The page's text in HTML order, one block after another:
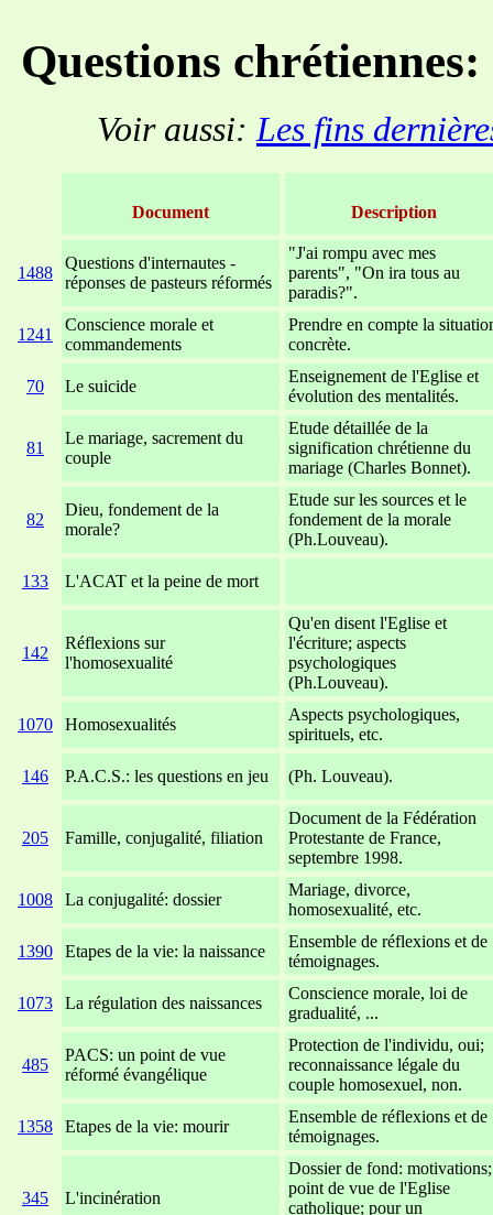
Questions chrétiennes:
Voir aussi: Les fins
Document Description
1488
Questions d'internautes -
réponses de pasteurs réformés
"J'ai rompu avec mes
parents", "On ira tous au
paradis?".
1241
Conscience morale et
commandements
Prendre en compte la
concrète.
70 Le suicide
Enseignement de l'Eglise et
évolution des mentalités.
81
Le mariage, sacrement du
couple
Etude détaillée de la
signification chrétienne du
mariage (Charles Bonnet).
82
Dieu, fondement de la
morale?
Etude sur les sources et le
fondement de la morale
(Ph.Louveau).
133 L'ACAT et la peine de mort
142
Réflexions sur
l'homosexualité
Qu'en disent l'Eglise et
l'écriture; aspects
psychologiques
(Ph.Louveau).
1070 Homosexualités
Aspects psychologiques,
spirituels, etc.
146 P.A.C.S.: les questions en jeu (Ph. Louveau).
205 Famille, conjugalité, filiation
Document de la Fédération
Protestante de France,
septembre 1998.
1008 La conjugalité: dossier
Mariage, divorce,
homosexualité, etc.
1390 Etapes de la vie: la naissance
Ensemble de réflexions et de
témoignages.
1073 La régulation des naissances
Conscience morale, loi de
gradualité, ...
485
PACS: un point de vue
réformé évangélique
Protection de l'individu, oui;
reconnaissance légale du
couple homosexuel, non.
1358 Etapes de la vie: mourir
Ensemble de réflexions et de
témoignages.
345 L'incinération
Dossier de fond: motivations;
point de vue de l'Eglise
catholique; pour un